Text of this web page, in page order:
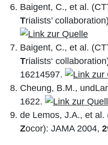
Baigent, C., et al.
Trialists’
Baigent, C., et al.
Trialists‘
16214597.
Cheung, B.M.,
1622.
de Lemos, J.A., et al.
Zocor): JAMA 2004,